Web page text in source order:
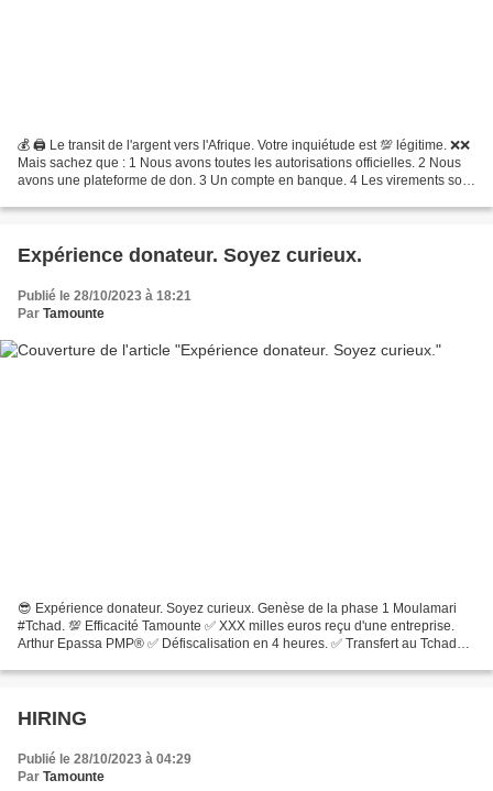
💰 🖨 Le transit de l'argent vers l'Afrique. Votre inquiétude est 💯 légitime. ❌❌
Mais sachez que : 1 Nous avons toutes les autorisations officielles. 2 Nous
avons une plateforme de don. 3 Un compte en banque. 4 Les virements sont
Expérience donateur. Soyez curieux.
Publié le 28/10/2023 à 18:21
Par Tamounte
😎 Expérience donateur. Soyez curieux. Genèse de la phase 1 Moulamari
#Tchad. 💯 Efficacité Tamounte ✅ XXX milles euros reçu d'une entreprise.
Arthur Epassa PMP® ✅ Défiscalisation en 4 heures. ✅ Transfert au Tchad
HIRING
Publié le 28/10/2023 à 04:29
Par Tamounte